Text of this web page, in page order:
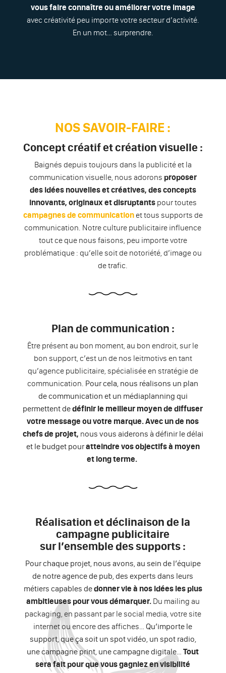
vous faire connaître ou améliorer votre image
avec créativité peu importe votre secteur d’activité.
En un mot… surprendre.
NOS SAVOIR-FAIRE :
Concept créatif et création visuelle :
Baignés depuis toujours dans la publicité et la
communication visuelle, nous adorons proposer
des idées nouvelles et créatives, des concepts
innovants, originaux et disruptantspour toutes
campagnes de communication et tous supports de
communication. Notre culture publicitaire influence
tout ce que nous faisons, peu importe votre
problématique : qu’elle soit de notoriété, d’image ou
de trafic.
Plan de communication :
Être présent au bon moment, au bon endroit, sur le
bon support, c’est un de nos leitmotivs en tant
qu’agence publicitaire, spécialisée en stratégie de
communication. Pour cela, nous réalisons un plan
de communication et un médiaplanning qui
permettent dedéfinir le meilleur moyen de diffuser
votre message ou votre marque. Avec un de nos
chefs de projet, nous vous aiderons à définir le délai
et le budget pouratteindre vos objectifs à moyen
et long terme.
Réalisation et déclinaison de la
campagne publicitaire
sur l’ensemble des supports :
Pourchaque projet, nous avons, au sein de l’équipe
de notre agence de pub , des experts dans leurs
métiers capables dedonner vie à nos idées les plus
ambitieuses pour vousdémarquer. Du mailing au
packaging, en passant par le social media, votre site
internet ou encore des affiches… Qu’importe le
support, que ça soit un spot vidéo, un spot radio,
unecampagne print , une campagne digitale…Tout
sera fait pour que vous gagniez en visibilité